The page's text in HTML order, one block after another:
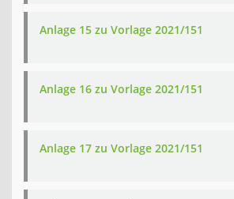
Anlage 15 zu Vorlage 2021/151
Anlage 16 zu Vorlage 2021/151
Anlage 17 zu Vorlage 2021/151